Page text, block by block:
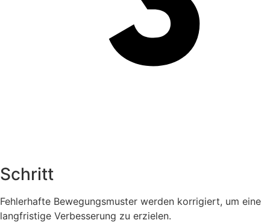
Schritt
Fehlerhafte Bewegungsmuster werden korrigiert, um eine
langfristige Verbesserung zu erzielen.